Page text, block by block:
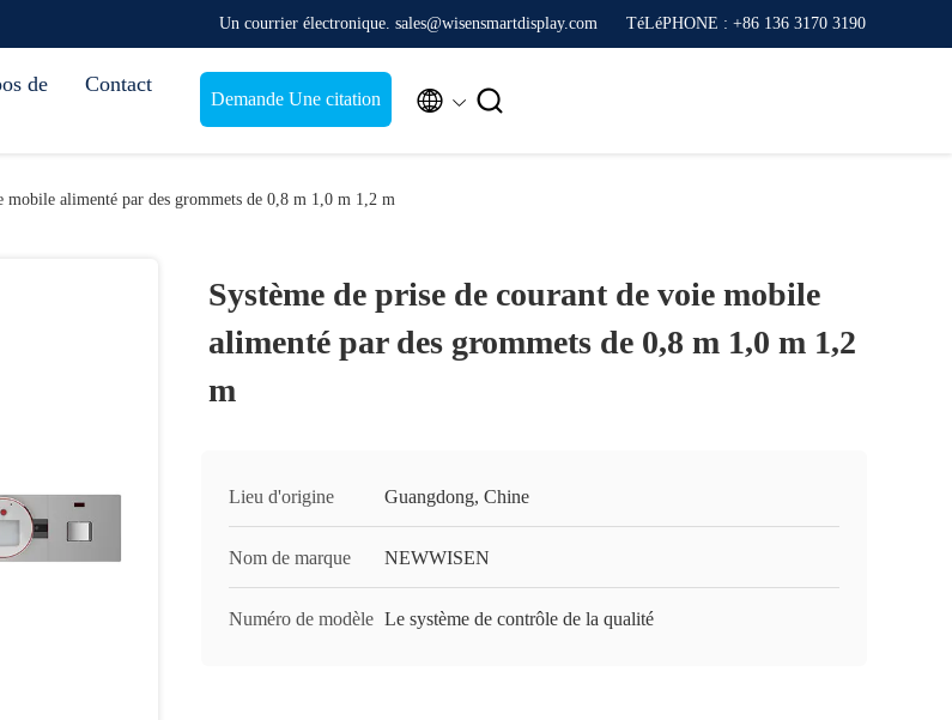
Un courrier électronique. sales@wisensmartdisplay.com TéLéPHONE : +86 136 3170 3190
de
Contact
Demande Une citation  
mobile alimenté par des grommets de 0,8 m 1,0 m 1,2 m
Système de prise de courant de voie mobile
alimenté par des grommets de 0,8 m 1,0 m 1,2
m
Lieu d'origine Guangdong, Chine
Nom de marque NEWWISEN
Numéro de modèle Le système de contrôle de la qualité